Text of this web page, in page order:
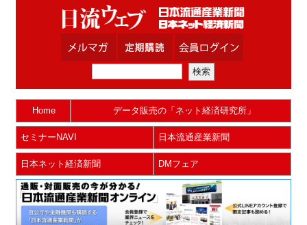
Home データ販売の「ネット経済研究所」
セミナーNAVI 日本流通産業新聞
日本ネット経済新聞 DMフェア